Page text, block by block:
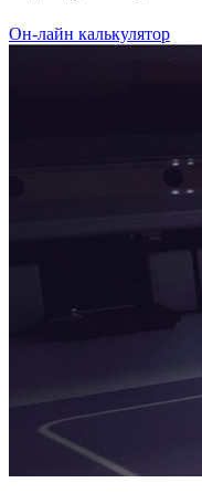
Он-лайн калькулятор